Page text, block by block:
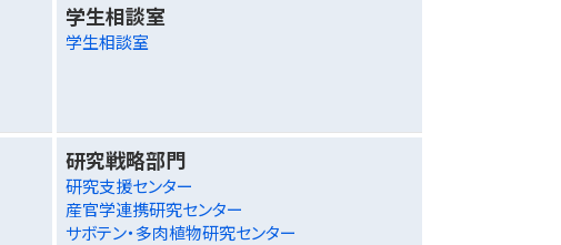
学生相談室
学生相談室
研究戦略部門
研究支援センター
産官学連携研究センター
サボテン・多肉植物研究センター